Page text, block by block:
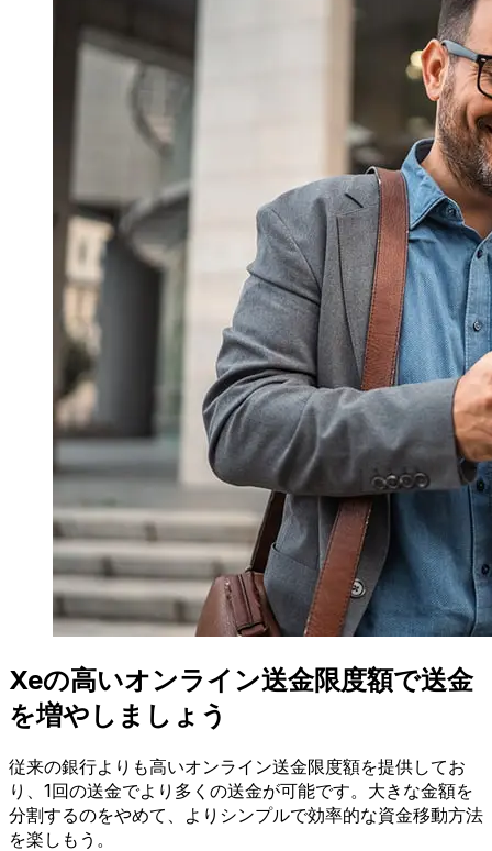
Xeの高いオンライン送金限度額で送金
を増やしましょう
従来の銀行よりも高いオンライン送金限度額を提供してお
り、1回の送金でより多くの送金が可能です。大きな金額を
分割するのをやめて、よりシンプルで効率的な資金移動方法
を楽しもう。